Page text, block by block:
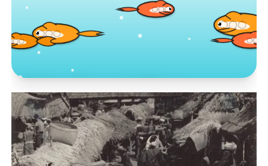
Toko Jurnal Rasa
KLIK / SENTUH UNTUK MENGUNJUNGI